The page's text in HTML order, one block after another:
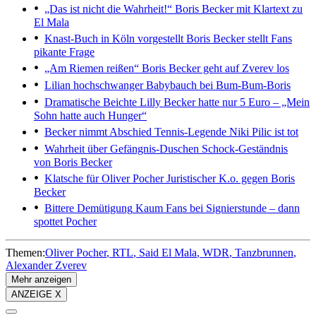
„Das ist nicht die Wahrheit!“ Boris Becker mit Klartext zu
El Mala
Knast-Buch in Köln vorgestellt Boris Becker stellt Fans
pikante Frage
„Am Riemen reißen“ Boris Becker geht auf Zverev los
Lilian hochschwangerBabybauch bei Bum-Bum-Boris
Dramatische Beichte Lilly Becker hatte nur 5 Euro – „Mein
Sohn hatte auch Hunger“
Becker nimmt Abschied Tennis-Legende Niki Pilic ist tot
Wahrheit über Gefängnis-Duschen Schock-Geständnis
von Boris Becker
Klatsche für Oliver PocherJuristischer K.o. gegen Boris
Becker
Bittere Demütigung Kaum Fans bei Signierstunde – dann
spottet Pocher
Themen:Oliver Pocher RTL Said El Mala WDR Tanzbrunnen
Alexander Zverev
Mehr anzeigen
ANZEIGE X